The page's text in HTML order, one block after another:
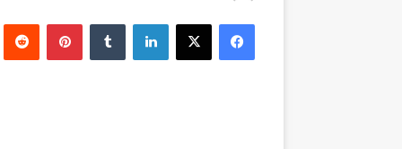
إلكترونيا
فيسبوك ‫X لينكدإن بينتيريست